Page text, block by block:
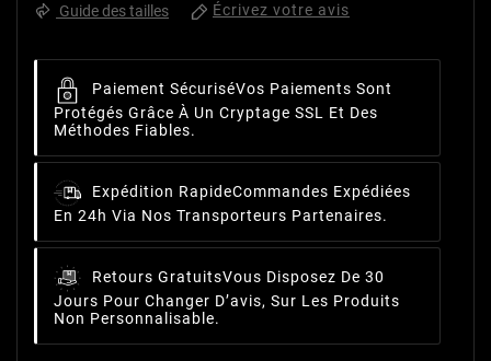
Guide des tailles Écrivez votre avis
Paiement SécuriséVos Paiements Sont
Protégés Grâce À Un Cryptage SSL Et Des
Méthodes Fiables.
Expédition RapideCommandes Expédiées
En 24h Via Nos Transporteurs Partenaires.
Retours GratuitsVous Disposez De 30
Jours Pour Changer D’avis, Sur Les Produits
Non Personnalisable.